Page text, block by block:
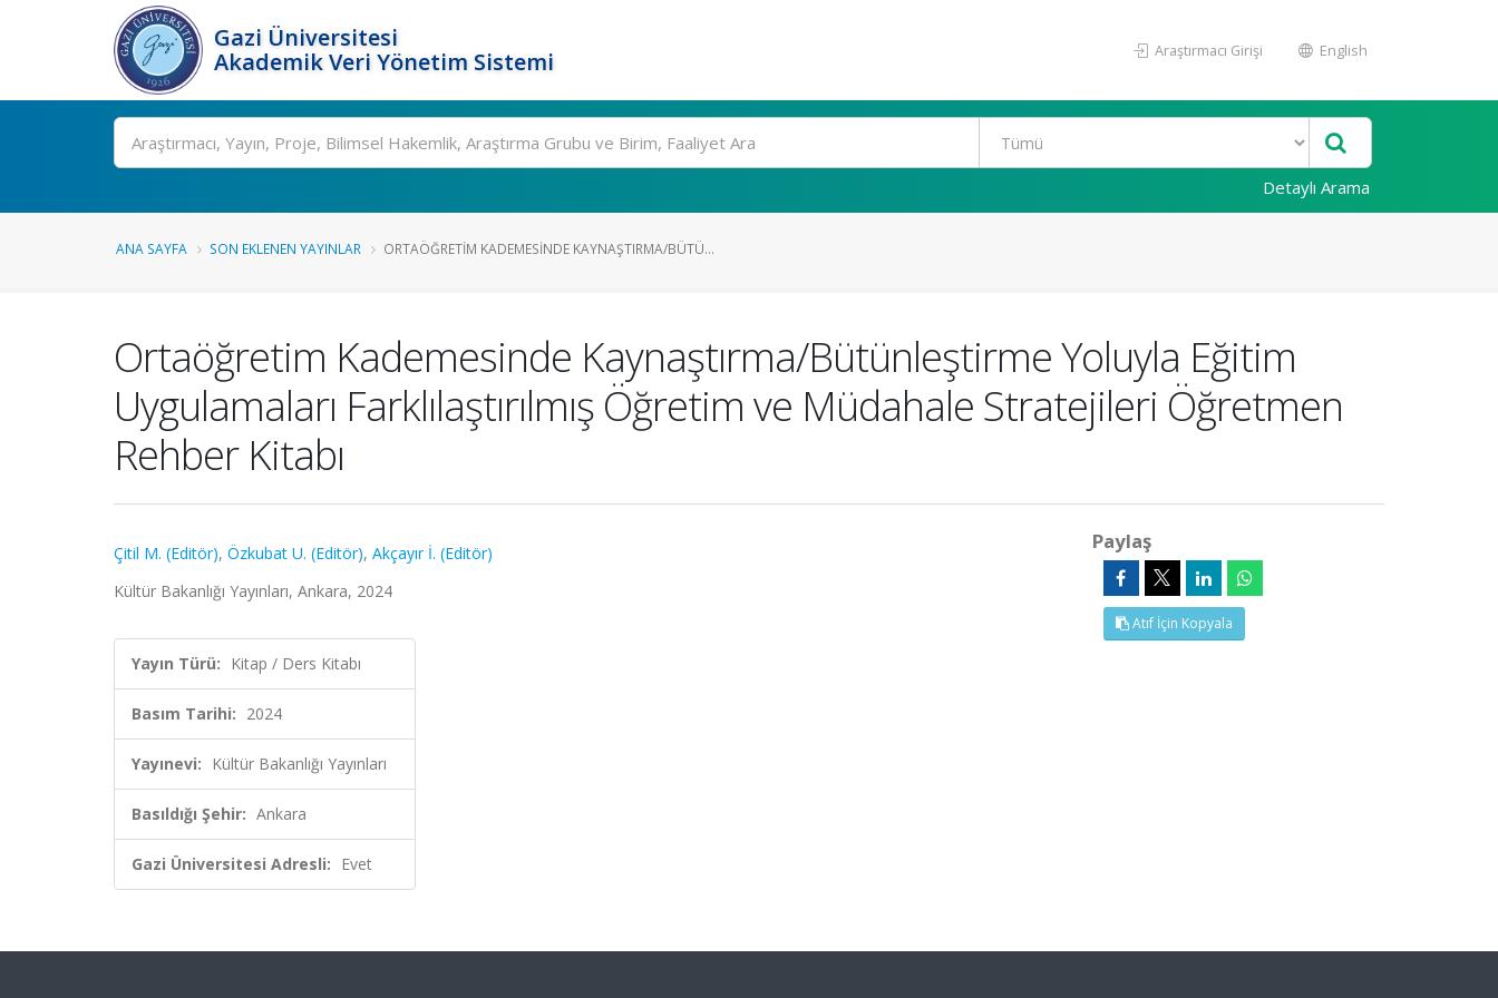
Gazi Üniversitesi
Akademik Veri Yönetim Sistemi
Araştırmacı Girişi English
Ara
Detaylı Arama
ANA SAYFA SON EKLENEN YAYINLAR ORTAÖĞRETIM KADEMESINDE KAYNAŞTIRMA/BÜTÜ...
Ortaöğretim Kademesinde Kaynaştırma/Bütünleştirme Yoluyla Eğitim
Uygulamaları Farklılaştırılmış Öğretim ve Müdahale Stratejileri Öğretmen
Rehber Kitabı
Çitil M. (Editör), Özkubat U. (Editör), Akçayır İ. (Editör)
Kültür Bakanlığı Yayınları, Ankara, 2024
Yayın Türü: Kitap / Ders Kitabı
Basım Tarihi: 2024
Yayınevi: Kültür Bakanlığı Yayınları
Basıldığı Şehir: Ankara
Gazi Üniversitesi Adresli: Evet
Paylaş
Atıf İçin Kopyala